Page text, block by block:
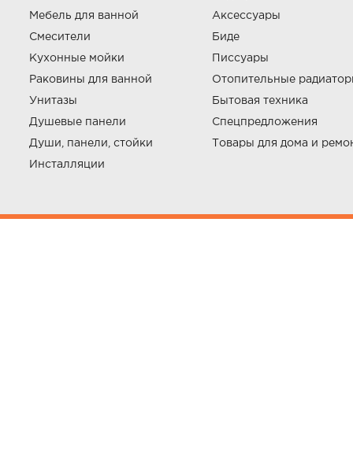
Мебель для ванной
Смесители
Кухонные мойки
Раковины для ванной
Унитазы
Душевые панели
Души, панели, стойки
Инсталляции
Аксессуары
Биде
Писсуары
Отопительные
Бытовая техника
Спецпредложения
Товары для дома и